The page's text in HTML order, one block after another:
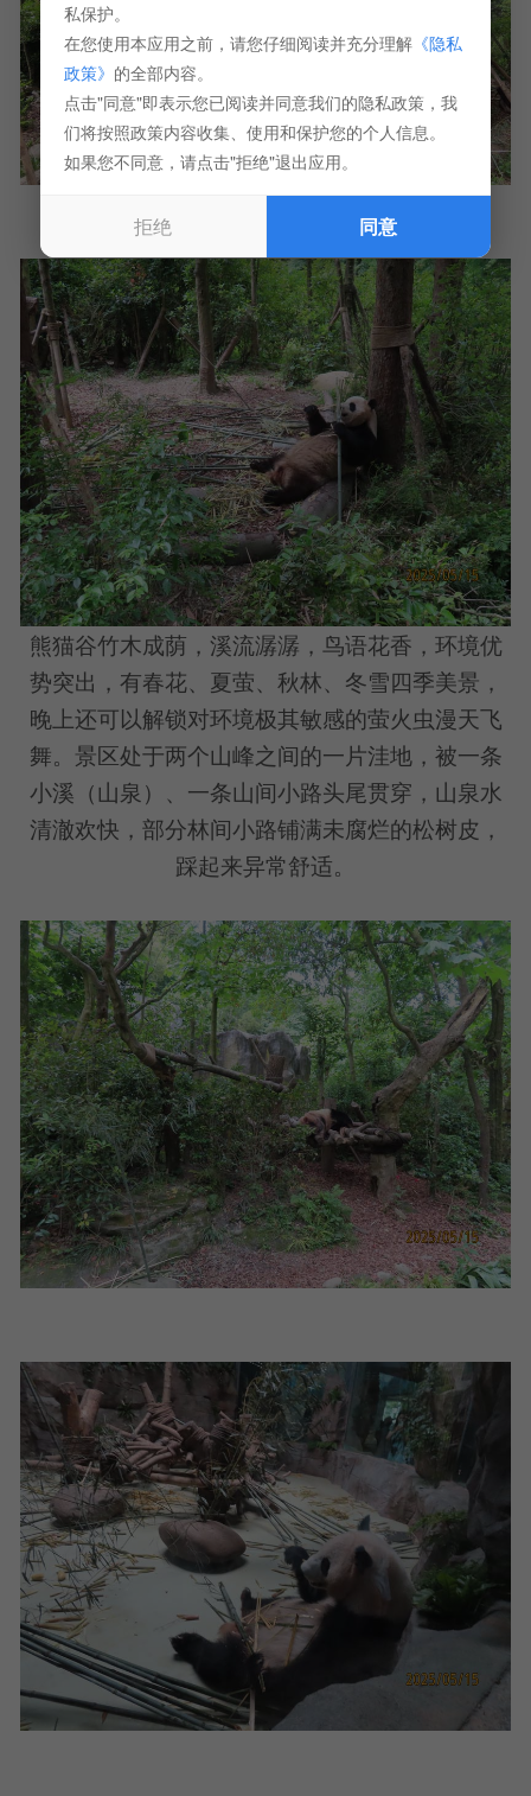
熊猫谷竹木成荫，溪流潺潺，鸟语花香，环境优
势突出，有春花、夏萤、秋林、冬雪四季美景，
晚上还可以解锁对环境极其敏感的萤火虫漫天飞
舞。景区处于两个山峰之间的一片洼地，被一条
小溪（山泉）、一条山间小路头尾贯穿，山泉水
清澈欢快，部分林间小路铺满未腐烂的松树皮，
踩起来异常舒适。
私保护。
在您使用本应用之前，请您仔细阅读并充分理解《隐私
政策》 的全部内容。
点击"同意"即表示您已阅读并同意我们的隐私政策，我
们将按照政策内容收集、使用和保护您的个人信息。
如果您不同意，请点击"拒绝"退出应用。
拒绝 同意